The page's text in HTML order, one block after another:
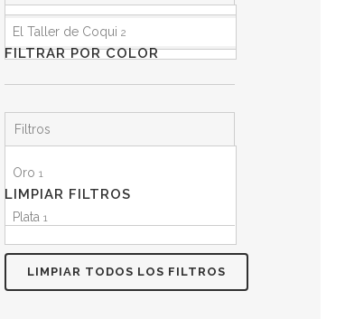
El Taller de Coqui 2
FILTRAR POR COLOR
Filtros
Oro 1
Plata 1
LIMPIAR FILTROS
LIMPIAR TODOS LOS FILTROS